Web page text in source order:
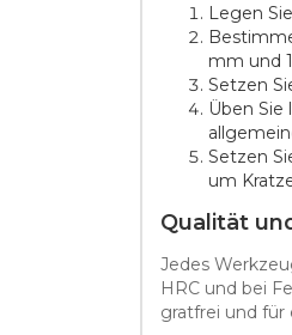
Legen
mm und
Setzen
Üben
Setzen
um
Qualität
Jedes
HRC und bei
gratfrei und für